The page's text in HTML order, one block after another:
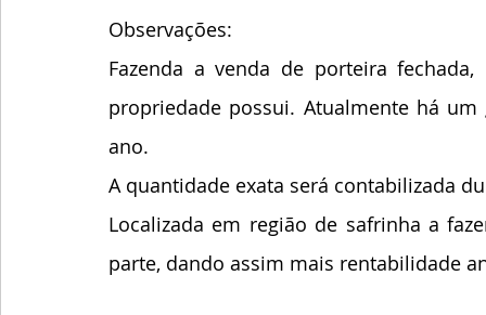
Observações:
Fazenda a venda de porteira
propriedade possui. Atualmente há
ano.
A quantidade exata será contabilizada
Localizada em região de safrinha a
parte, dando assim mais rentabilidade